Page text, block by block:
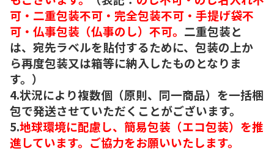
可・二重包装不可・完全包装不可・手提げ袋不
可・仏事包装（仏事のし）不可。 二重包装と
は、宛先ラベルを貼付するために、包装の上か
ら再度包装又は箱等に納入したものとなりま
す。）
4.状況により複数個（原則、同一商品）を一括梱
包で発送させていただくことがございます。
5.地球環境に配慮し、簡易包装（エコ包装）を推
進しています。ご協力をお願いいたします。